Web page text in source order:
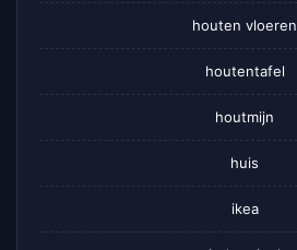
houten vloeren
houtentafel
houtmijn
huis
ikea